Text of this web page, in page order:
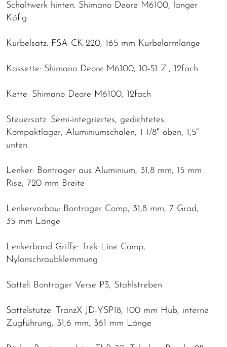
Schaltwerk hinten: Shimano Deore M6100, langer
Käfig
Kurbelsatz: FSA CK-220, 165 mm Kurbelarmlänge
Kassette: Shimano Deore M6100, 10-51 Z., 12fach
Kette: Shimano Deore M6100, 12fach
Steuersatz: Semi-integriertes, gedichtetes
Kompaktlager, Aluminiumschalen, 1 1/8" oben, 1,5"
unten
Lenker: Bontrager aus Aluminium, 31,8 mm, 15 mm
Rise, 720 mm Breite
Lenkervorbau: Bontrager Comp, 31,8 mm, 7 Grad,
35 mm Länge
Lenkerband Griffe: Trek Line Comp,
Nylonschraubklemmung
Sattel: Bontrager Verse P3, Stahlstreben
Sattelstütze: TranzX JD-YSP18, 100 mm Hub, interne
Zugführung, 31,6 mm, 361 mm Länge